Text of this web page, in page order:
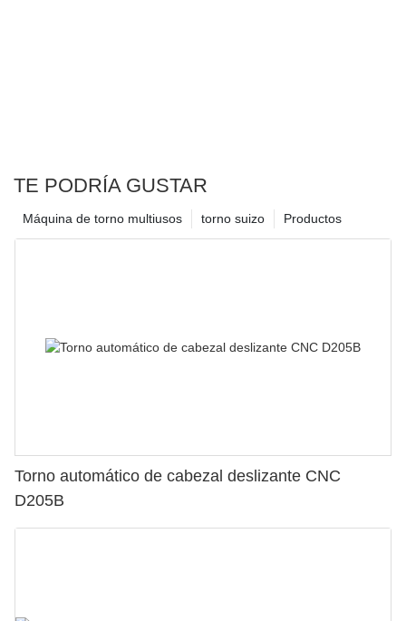
TE PODRÍA GUSTAR
Productos
torno suizo
Máquina de torno multiusos
Torno automático de cabezal deslizante CNC
D205B